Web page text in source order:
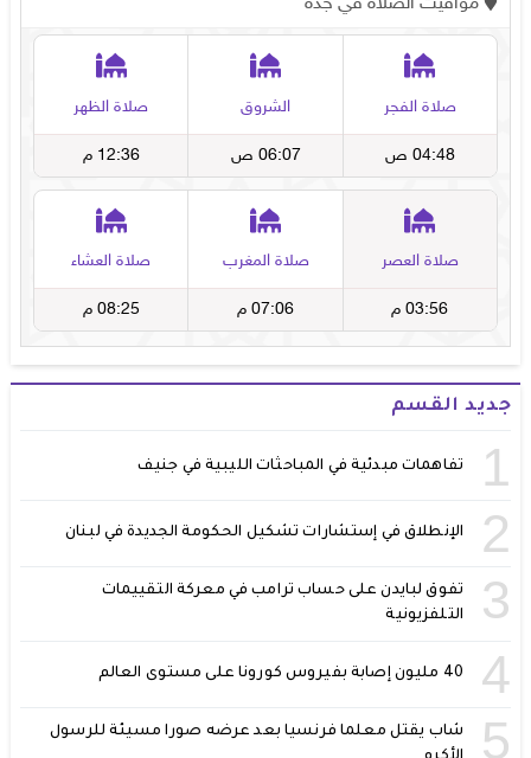
جديد القسم
1 تفاهمات مبدئية في المباحثات الليبية في جنيف
2 الإنطلاق في إستشارات تشكيل الحكومة الجديدة في لبنان
3
تفوق لبايدن على حساب ترامب في معركة التقييمات
التلفزيونية
4 40 مليون إصابة بفيروس كورونا على مستوى العالم
5
شاب يقتل معلما فرنسيا بعد عرضه صورا مسيئة للرسول